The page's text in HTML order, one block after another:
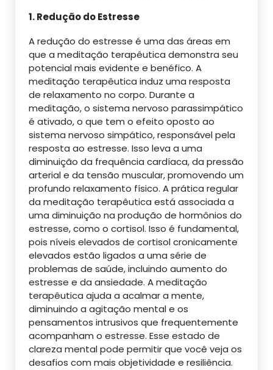
1. Redução do Estresse
A redução do estresse é uma das áreas em
que a meditação terapêutica demonstra seu
potencial mais evidente e benéfico. A
meditação terapêutica induz uma resposta
de relaxamento no corpo. Durante a
meditação, o sistema nervoso parassimpático
é ativado, o que tem o efeito oposto ao
sistema nervoso simpático, responsável pela
resposta ao estresse. Isso leva a uma
diminuição da frequência cardíaca, da pressão
arterial e da tensão muscular, promovendo um
profundo relaxamento físico. A prática regular
da meditação terapêutica está associada a
uma diminuição na produção de hormônios do
estresse, como o cortisol. Isso é fundamental,
pois níveis elevados de cortisol cronicamente
elevados estão ligados a uma série de
problemas de saúde, incluindo aumento do
estresse e da ansiedade. A meditação
terapêutica ajuda a acalmar a mente,
diminuindo a agitação mental e os
pensamentos intrusivos que frequentemente
acompanham o estresse. Esse estado de
clareza mental pode permitir que você veja os
desafios com mais objetividade e resiliência.